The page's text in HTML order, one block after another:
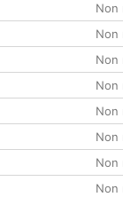
Non
Non
Non
Non
Non
Non
Non
Non